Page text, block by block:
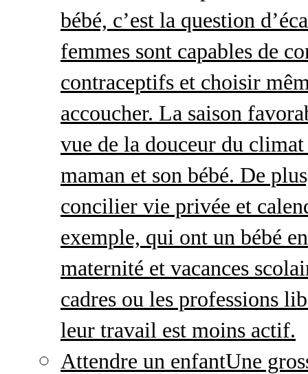
bébé, c’est la question
femmes sont capables de
contraceptifs et choisir
accoucher. La saison
vue de la douceur du
maman et son bébé. De
concilier vie privée et
exemple, qui ont un bébé
maternité et vacances
cadres ou les professions
leur travail est moins actif.
Attendre un enfantUne